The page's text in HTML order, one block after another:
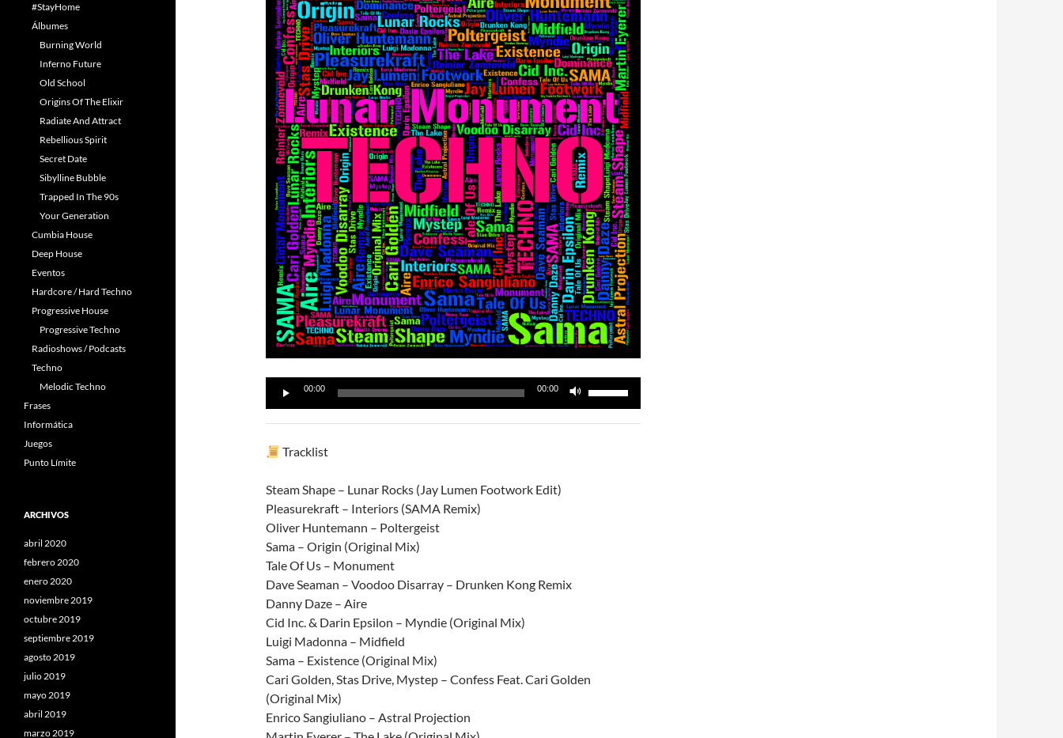
Reproductor
audio
00:00 00:00
teclas
Tracklist
Steam Shape – Lunar Rocks (Jay Lumen Footwork Edit)
Pleasurekraft – Interiors (SAMA Remix)
Oliver Huntemann – Poltergeist
Sama – Origin (Original Mix)
Tale Of Us – Monument
Dave Seaman – Voodoo Disarray – Drunken Kong Remix
Danny Daze – Aire
Cid Inc. & Darin Epsilon – Myndie (Original Mix)
Luigi Madonna – Midfield
Sama – Existence (Original Mix)
Cari Golden, Stas Drive, Mystep – Confess Feat. Cari Golden
(Original Mix)
Enrico Sangiuliano – Astral Projection
#StayHome
Álbumes
Burning World
Inferno Future
Old School
Origins Of The Elixir
Radiate And Attract
Rebellious Spirit
Secret Date
Sibylline Bubble
Trapped In The 90s
Your Generation
Cumbia House
Deep House
Eventos
Hardcore / Hard Techno
Progressive House
Progressive Techno
Radioshows / Podcasts
Techno
Melodic Techno
Frases
Informática
Juegos
Punto Límite
ARCHIVOS
abril 2020
febrero 2020
enero 2020
noviembre 2019
octubre 2019
septiembre 2019
agosto 2019
julio 2019
mayo 2019
abril 2019
marzo 2019